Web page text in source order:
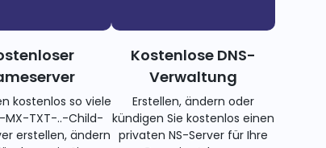
kostenlos so viele
TXT-..-Child-
erstellen, ändern
Kostenlose DNS-
Verwaltung
Erstellen, ändern oder
kündigen Sie kostenlos einen
privaten NS-Server für Ihre